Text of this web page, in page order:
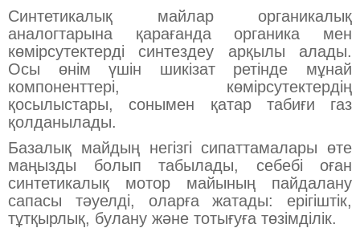
Синтетикалық майлар органикалық
аналогтарына қарағанда органика мен
көмірсутектерді синтездеу арқылы алады.
Осы өнім үшін шикізат ретінде мұнай
компоненттері, көмірсутектердің
қосылыстары, сонымен қатар табиғи газ
қолданылады.
Базалық майдың негізгі сипаттамалары өте
маңызды болып табылады, себебі оған
синтетикалық мотор майының пайдалану
сапасы тәуелді, оларға жатады: ерігіштік,
тұтқырлық, булану және тотығуға төзімділік.